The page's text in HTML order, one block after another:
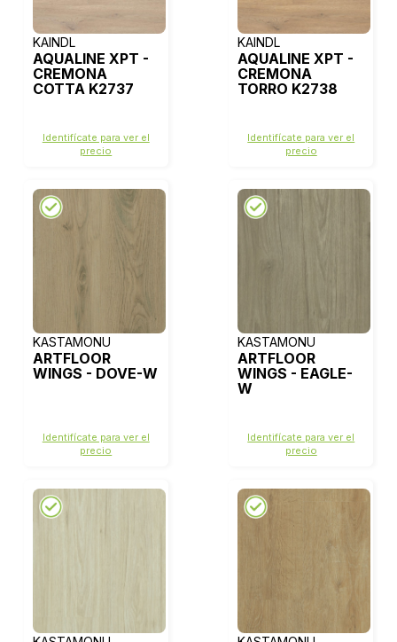
KAINDL
AQUALINE XPT -
CREMONA
COTTA K2737
Identifícate para ver el
precio
KAINDL
AQUALINE XPT -
CREMONA
TORRO K2738
Identifícate para ver el
precio
KASTAMONU
ARTFLOOR
WINGS - DOVE-W
Identifícate para ver el
precio
KASTAMONU
ARTFLOOR
WINGS - EAGLE-
W
Identifícate para ver el
precio